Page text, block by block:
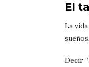
El
La
Decir